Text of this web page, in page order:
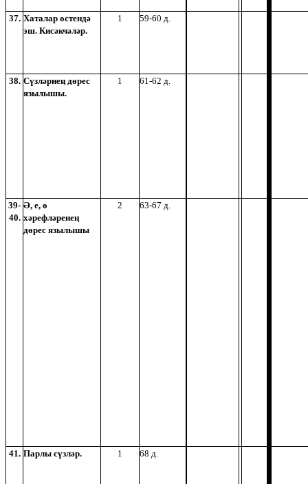
37. Хаталар өстендә
эш. Кисәкчәләр.
1 59-60 д.
38. Сүзләрнең дөрес
язылышы.
1 61-62 д.
39-
40.
Ә, е, ө
хәрефләренең
дөрес язылышы
2 63-67 д.
41. Парлы сүзләр. 1 68 д.